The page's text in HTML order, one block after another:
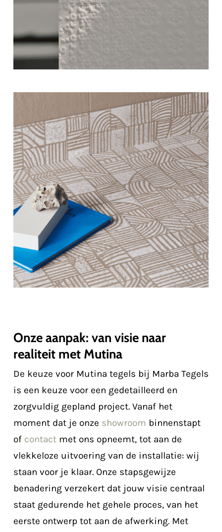
Onze aanpak: van visie naar
realiteit met Mutina
De keuze voor Mutina tegels bij Marba Tegels
is een keuze voor een gedetailleerd en
zorgvuldig gepland project. Vanaf het
moment dat je onze showroom binnenstapt
of contactmet ons opneemt, tot aan de
vlekkeloze uitvoering van de installatie: wij
staan voor je klaar. Onze stapsgewijze
benadering verzekert dat jouw visie centraal
staat gedurende het gehele proces, van het
eerste ontwerp tot aan de afwerking. Met